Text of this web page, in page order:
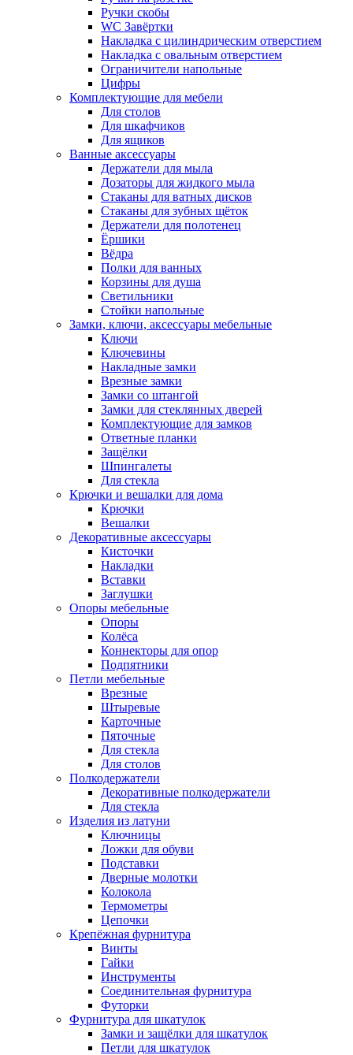
Ручки скобы
WC Завёртки
Накладка с цилиндрическим отверстием
Накладка с овальным отверстием
Ограничители напольные
Цифры
Комплектующие для мебели
Для столов
Для шкафчиков
Для ящиков
Ванные аксессуары
Держатели для мыла
Дозаторы для жидкого мыла
Стаканы для ватных дисков
Стаканы для зубных щёток
Держатели для полотенец
Ёршики
Вёдра
Полки для ванных
Корзины для душа
Светильники
Стойки напольные
Замки, ключи, аксессуары мебельные
Ключи
Ключевины
Накладные замки
Врезные замки
Замки со штангой
Замки для стеклянных дверей
Комплектующие для замков
Ответные планки
Защёлки
Шпингалеты
Для стекла
Крючки и вешалки для дома
Крючки
Вешалки
Декоративные аксессуары
Кисточки
Накладки
Вставки
Заглушки
Опоры мебельные
Опоры
Колёса
Коннекторы для опор
Подпятники
Петли мебельные
Врезные
Штыревые
Карточные
Пяточные
Для стекла
Для столов
Полкодержатели
Декоративные полкодержатели
Для стекла
Изделия из латуни
Ключницы
Ложки для обуви
Подставки
Дверные молотки
Колокола
Термометры
Цепочки
Крепёжная фурнитура
Винты
Гайки
Инструменты
Соединительная фурнитура
Футорки
Фурнитура для шкатулок
Замки и защёлки для шкатулок
Петли для шкатулок